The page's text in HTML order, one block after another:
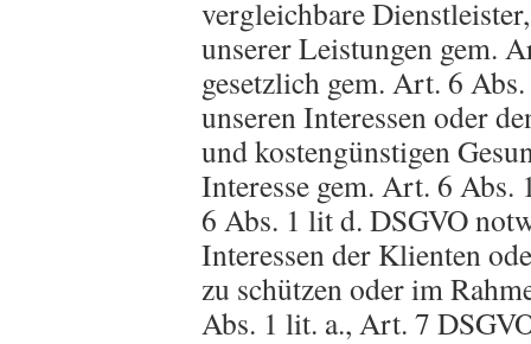
vergleichbare
unserer Leistungen gem.
gesetzlich gem. Art. 6
unseren Interessen oder
und kostengünstigen
Interesse gem. Art. 6
6 Abs. 1 lit d. DSGVO
Interessen der Klienten
zu schützen oder im
Abs. 1 lit. a., Art. 7